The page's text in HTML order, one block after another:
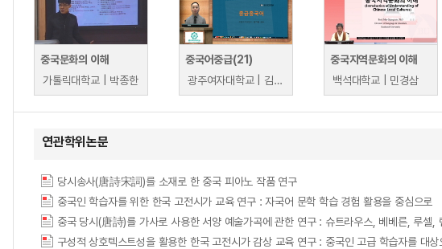
중국문화의 이해
가톨릭대학교 | 박종한
중국어중급(21)
광주여자대학교 | 김기범
중국지역문화의 이해
백석대학교 | 민경삼
연관학위논문
당시송사(唐詩宋詞)를 소재로 한 중국 피아노 작품 연구
중국인 학습자를 위한 한국 고전시가 교육 연구 : 자국어 문학 학습 경험 활용을 중심으로
구성적 상호텍스트성을 활용한 한국 고전시가 감상 교육 연구 : 중국인 고급 학